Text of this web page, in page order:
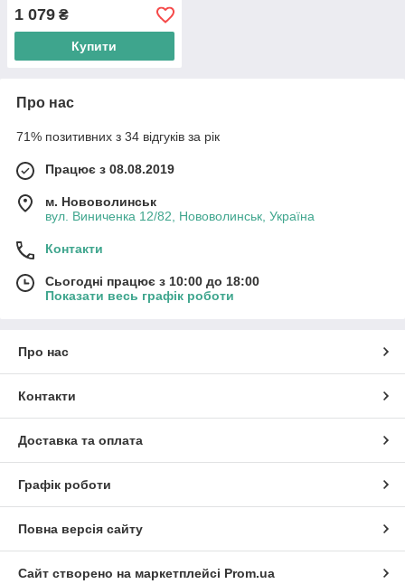
1 079 ₴
Купити
Про нас
71% позитивних з 34 відгуків за рік
Працює з 08.08.2019
м. Нововолинськ
вул. Виниченка 12/82, Нововолинськ, Україна
Контакти
Сьогодні працює з 10:00 до 18:00
Показати весь графік роботи
Про нас
Контакти
Доставка та оплата
Графік роботи
Повна версія сайту
Сайт створено на маркетплейсі Prom.ua